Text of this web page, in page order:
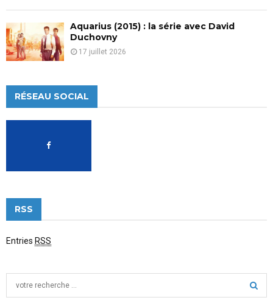
Aquarius (2015) : la série avec David
Duchovny
17 juillet 2026
RÉSEAU SOCIAL
RSS
Entries RSS